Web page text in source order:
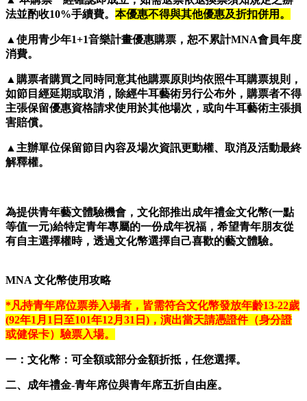
法並酌收10%手續費。 本優惠不得與其他優惠及折扣併用。
▲使用青少年1+1音樂計畫優惠購票，恕不累計MNA會員年度
消費。
▲購票者購買之同時同意其他購票原則均依照牛耳購票規則，
如節目經延期或取消，除經牛耳藝術另行公布外，購票者不得
主張保留優惠資格請求使用於其他場次，或向牛耳藝術主張損
害賠償。
▲主辦單位保留節目內容及場次資訊更動權、取消及活動最終
解釋權。
為提供青年藝文體驗機會，文化部推出成年禮金文化幣(一點
等值一元)給特定青年專屬的一份成年祝福，希望青年朋友從
有自主選擇權時，透過文化幣選擇自己喜歡的藝文體驗。
MNA 文化幣使用攻略
*凡持青年席位票券入場者，皆需符合文化幣發放年齡13-22歲
(92年1月1日至101年12月31日)，演出當天請憑證件（身分證
或健保卡）驗票入場。
一：文化幣：可全額或部分金額折抵，任您選擇。
二、成年禮金-青年席位與青年席五折自由座。